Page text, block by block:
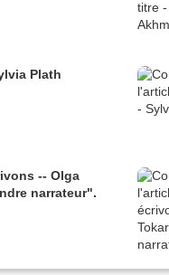
Plath
-- Olga
narrateur".